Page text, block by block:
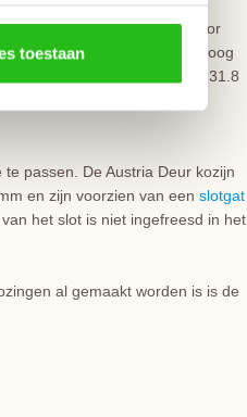
toestaan
en een slotgat. Hierdoor
deuren van 201.5 en 211.5 hoog
zijn ingefreesd op 11.8 cm, 31.8
passen. De Austria Deur kozijn
en zijn voorzien van een slotgat
het slot is niet ingefreesd in het
al gemaakt worden is is de